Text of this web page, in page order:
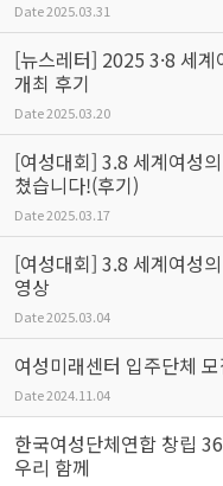
Date2025.03.31
[뉴스레터] 2025 3·8 세
개최 후기
Date2025.03.20
[여성대회] 3.8 세계여성
쳤습니다!(후기)
Date2025.03.17
[여성대회] 3.8 세계여성
영상
Date2025.03.04
여성미래센터 입주단체 모
Date2024.11.04
한국여성단체연합 창립
우리 함께